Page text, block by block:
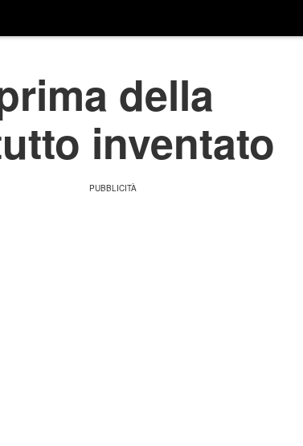
della
inventato